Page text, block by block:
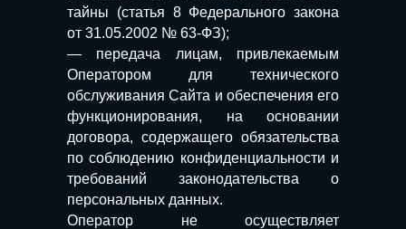
тайны (статья 8 Федерального закона
от 31.05.2002 № 63-ФЗ);
— передача лицам, привлекаемым
Оператором для технического
обслуживания Сайта и обеспечения его
функционирования, на основании
договора, содержащего обязательства
по соблюдению конфиденциальности и
требований законодательства о
персональных данных.
Оператор не осуществляет